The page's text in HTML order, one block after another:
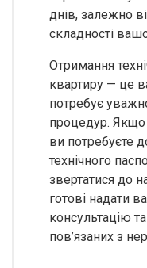
днів, залежно
складності
Отримання
квартиру — це
потребує
процедур. Якщо
ви потребуєте
технічного
звертатися до
готові надати
консультацію
пов’язаних з